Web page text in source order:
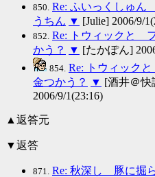
850. Re: ふいっくしゅ
うちん ▼ [Julie] 2006/9/
852. Re: トウィックと
かう？
▼ [たかぽん]
854. Re: トウィック
金つかう？
▼ [酒井＠快
2006/9/1(23:16)
▲返答元
▼返答
871. Re: 秋深し 豚に掘